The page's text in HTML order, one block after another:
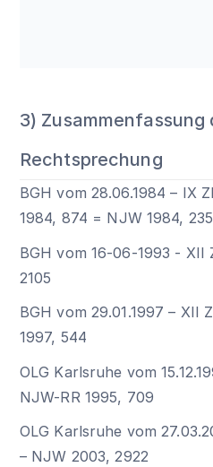
3) Zusammenfassung
Rechtsprechung
BGH vom 28.06.1984 – IX
1984, 874 = NJW 1984,
BGH vom 16-06-1993 - XII
2105
BGH vom 29.01.1997 – XII
1997, 544
OLG Karlsruhe vom
NJW-RR 1995, 709
OLG Karlsruhe vom
– NJW 2003, 2922